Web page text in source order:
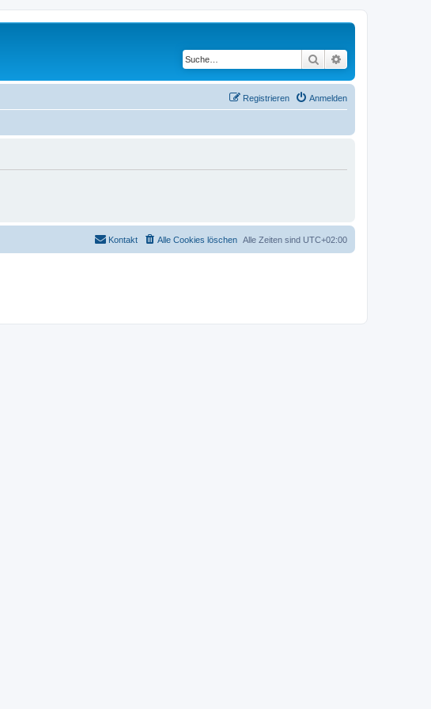
Suche
Anmelden
Registrieren
Alle Zeiten sind UTC+02:00
Alle Cookies löschen
Kontakt